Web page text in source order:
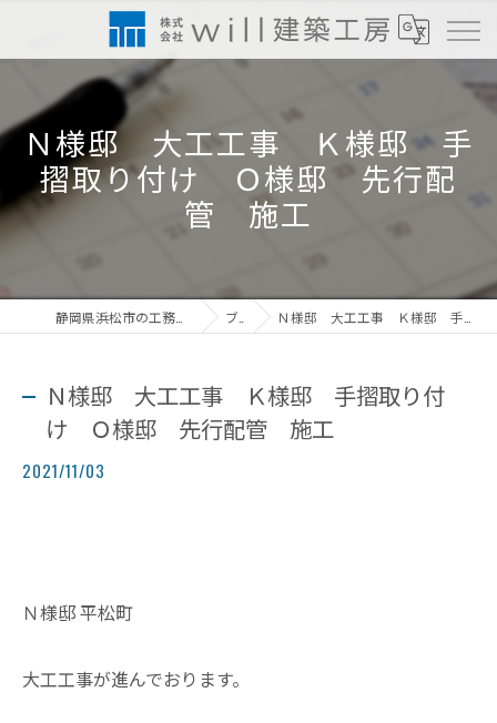
Ｎ様邸 大工工事 Ｋ様邸 手
摺取り付け Ｏ様邸 先行配
管 施工
ブログ Ｎ様邸 大工工事 Ｋ様邸 手摺取り付け Ｏ様邸 先行配管 施工
Ｎ様邸 大工工事 Ｋ様邸 手摺取り付
け Ｏ様邸 先行配管 施工
2021/11/03
Ｎ様邸 平松町
大工工事が進んでおります。